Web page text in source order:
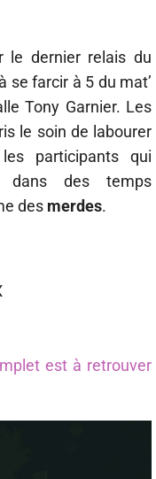
dernier relais du
à se farcir à 5 du mat’
Tony Garnier. Les
le soin de labourer
participants qui
dans des temps
des merdes.
est à retrouver